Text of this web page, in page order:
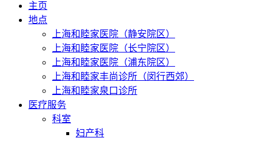
主页
地点
上海和睦家医院（静安院区）
上海和睦家医院（长宁院区）
上海和睦家医院（浦东院区）
上海和睦家丰尚诊所（闵行西郊）
上海和睦家泉口诊所
医疗服务
科室
妇产科